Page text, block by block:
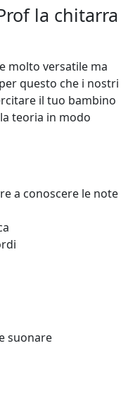
la chitarra
molto versatile ma
questo che i nostri
il tuo bambino
teoria in modo
a conoscere le note
suonare